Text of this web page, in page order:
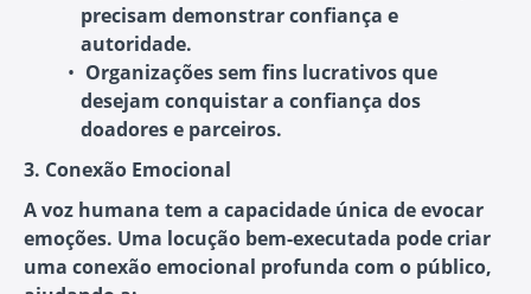
precisam demonstrar confiança e
autoridade.
Organizações sem fins lucrativosque
desejam conquistar a confiança dos
doadores e parceiros.
3. Conexão Emocional
A voz humana tem a capacidade única de evocar
emoções. Uma locução bem-executada pode criar
uma conexão emocional profunda com o público,